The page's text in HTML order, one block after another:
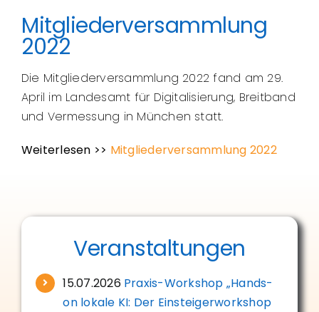
Mitgliederversammlung
2022
Die Mitgliederversammlung 2022 fand am 29.
April im Landesamt für Digitalisierung, Breitband
und Vermessung in München statt.
Weiterlesen >> Mitgliederversammlung 2022
Veranstaltungen
15.07.2026 Praxis-Workshop „Hands-
on lokale KI: Der Einsteigerworkshop